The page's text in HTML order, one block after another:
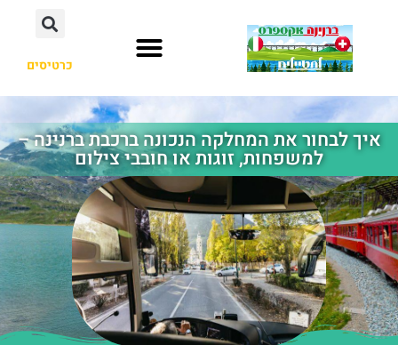
כרטיסים
איך לבחור את המחלקה הנכונה ברכבת ברנינה –
למשפחות, זוגות או חובבי צילום